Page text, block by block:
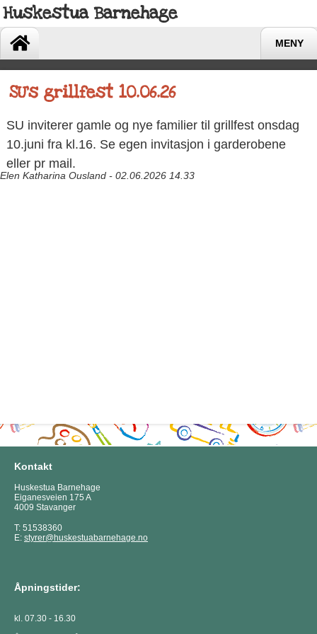
Huskestua Barnehage
MENY
SU's grillfest 10.06.26
SU inviterer gamle og nye familier til grillfest onsdag
10.juni fra kl.16. Se egen invitasjon i garderobene
eller pr mail.
Elen Katharina Ousland - 02.06.2026 14.33
Kontakt
Huskestua Barnehage
Eiganesveien 175 A
4009 Stavanger
T: 51538360
E: styrer@huskestuabarnehage.no
Åpningstider:
kl. 07.30 - 16.30